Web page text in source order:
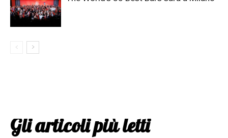
Gli articoli più letti